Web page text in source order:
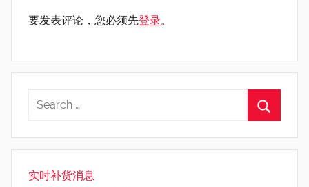
要发表评论，您必须先登录。
实时补货消息